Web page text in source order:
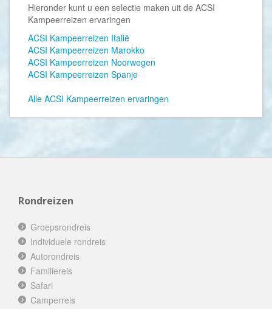
Hieronder kunt u een selectie maken uit de ACSI
Kampeerreizen ervaringen
ACSI Kampeerreizen Italië
ACSI Kampeerreizen Marokko
ACSI Kampeerreizen Noorwegen
ACSI Kampeerreizen Spanje
Alle ACSI Kampeerreizen ervaringen
Rondreizen
Groepsrondreis
Individuele rondreis
Autorondreis
Familiereis
Safari
Camperreis